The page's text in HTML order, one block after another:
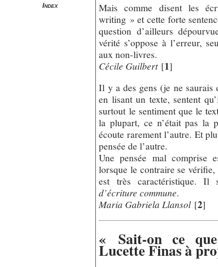
Index
Mais comme disent les
writing » et cette forte
question d’ailleurs
vérité s’oppose à l’erreur,
aux non-livres.
Cécile Guilbert[1]
Il y a des gens (je ne saurais
en lisant un texte, sentent
surtout le sentiment que le
la plupart, ce n’était pas la
écoute rarement l’autre. Et
pensée de l’autre.
Une pensée mal comprise
lorsque le contraire se
est très caractéristique.
d’écriture commune.
Maria Gabriela Llansol[2]
« Sait-on ce
Lucette Finas à